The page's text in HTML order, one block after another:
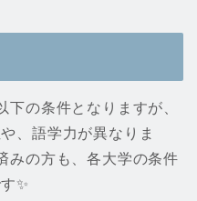
の条件となりますが、
、語学力が異なりま
みの方も、各大学の条件
✨